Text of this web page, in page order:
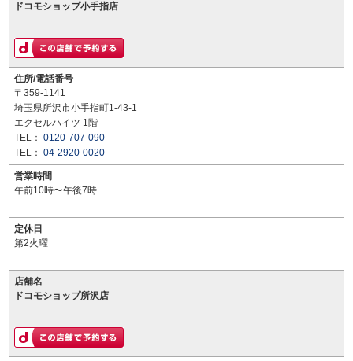
ドコモショップ小手指店
住所/電話番号
〒359-1141
埼玉県所沢市小手指町1-43-1
エクセルハイツ 1階
TEL： 0120-707-090
TEL： 04-2920-0020
営業時間
午前10時〜午後7時
定休日
第2火曜
店舗名
ドコモショップ所沢店